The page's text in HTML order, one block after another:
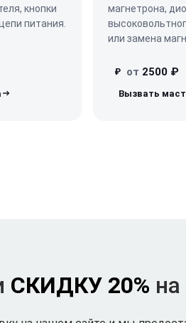
кнопки
питания.
магнетрона,
или замена
₽ от 2500 ₽
СКИДКУ 20%